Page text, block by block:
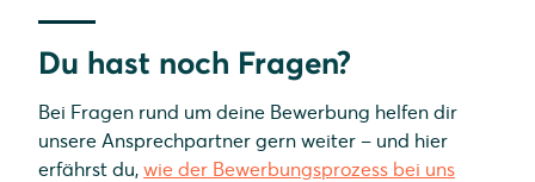
Solarwatt Schaumburg
Du hast noch Fragen?
Bei Fragen rund um deine Bewerbung helfen dir
unsere Ansprechpartner gern weiter – und hier
erfährst du, wie der Bewerbungsprozess bei uns